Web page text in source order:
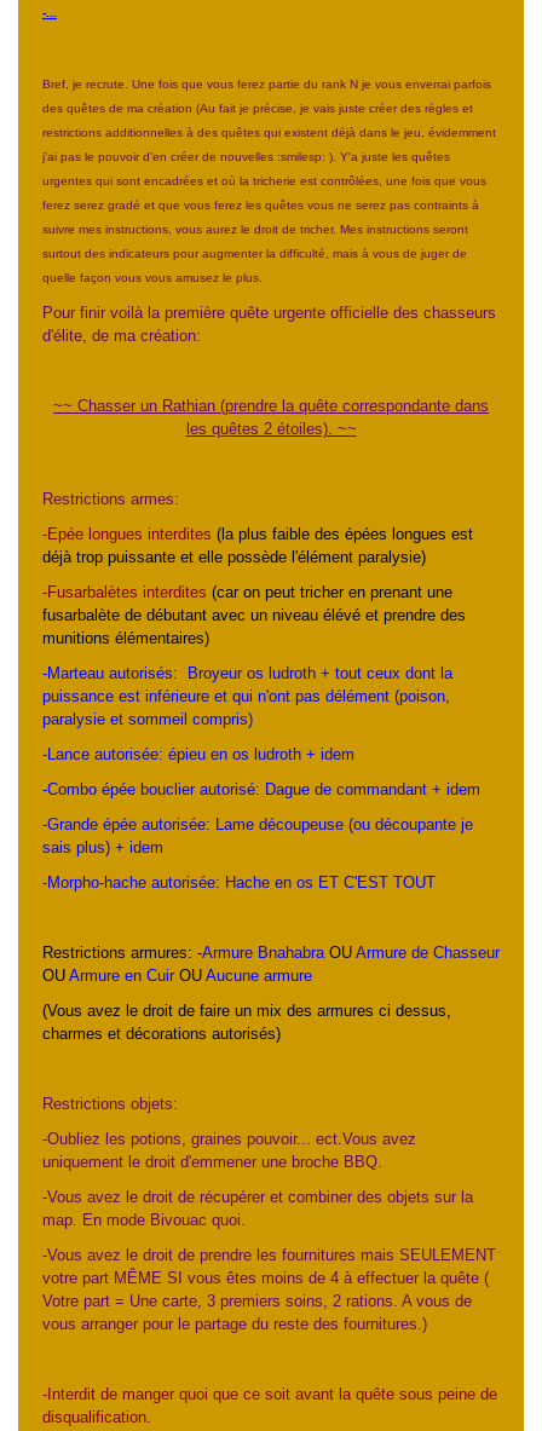
-...
Bref, je recrute. Une fois que vous ferez partie du rank N je vous enverrai parfois
des quêtes de ma création (Au fait je précise, je vais juste créer des règles et
restrictions additionnelles à des quêtes qui existent déjà dans le jeu, évidemment
j'ai pas le pouvoir d'en créer de nouvelles :smilesp: ). Y'a juste les quêtes
urgentes qui sont encadrées et où la tricherie est contrôlées, une fois que vous
ferez serez gradé et que vous ferez les quêtes vous ne serez pas contraints à
suivre mes instructions, vous aurez le droit de tricher. Mes instructions seront
surtout des indicateurs pour augmenter la difficulté, mais à vous de juger de
quelle façon vous vous amusez le plus.
Pour finir voilà la première quête urgente officielle des chasseurs
d'élite, de ma création:
~~ Chasser un Rathian (prendre la quête correspondante dans
les quêtes 2 étoiles). ~~
Restrictions armes:
-Epée longues interdites (la plus faible des épées longues est
déjà trop puissante et elle possède l'élément paralysie)
-Fusarbalètes interdites (car on peut tricher en prenant une
fusarbalète de débutant avec un niveau élévé et prendre des
munitions élémentaires)
-Marteau autorisés: Broyeur os ludroth + tout ceux dont la
puissance est inférieure et qui n'ont pas délément (poison,
paralysie et sommeil compris)
-Lance autorisée: épieu en os ludroth + idem
-Combo épée bouclier autorisé: Dague de commandant + idem
-Grande épée autorisée: Lame découpeuse (ou découpante je
sais plus) + idem
-Morpho-hache autorisée: Hache en os ET C'EST TOUT
Restrictions armures: -Armure Bnahabra OU Armure de Chasseur
OU Armure en CuirOU Aucune armure
(Vous avez le droit de faire un mix des armures ci dessus,
charmes et décorations autorisés)
Restrictions objets:
-Oubliez les potions, graines pouvoir... ect. Vous avez
uniquement le droit d'emmener une broche BBQ.
-Vous avez le droit de récupérer et combiner des objets sur la
map. En mode Bivouac quoi.
-Vous avez le droit de prendre les fournitures mais SEULEMENT
votre part MÊME SI vous êtes moins de 4 à effectuer la quête (
Votre part = Une carte, 3 premiers soins, 2 rations. A vous de
vous arranger pour le partage du reste des fournitures.)
-Interdit de manger quoi que ce soit avant la quête sous peine de
disqualification.